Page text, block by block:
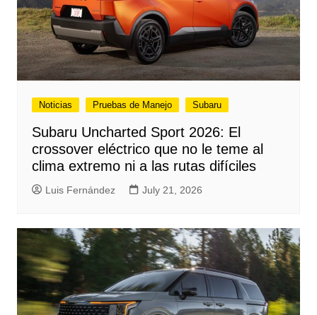
Noticias Pruebas de Manejo Subaru
Subaru Uncharted Sport 2026: El
crossover eléctrico que no le teme al
clima extremo ni a las rutas difíciles
Luis Fernández July 21, 2026